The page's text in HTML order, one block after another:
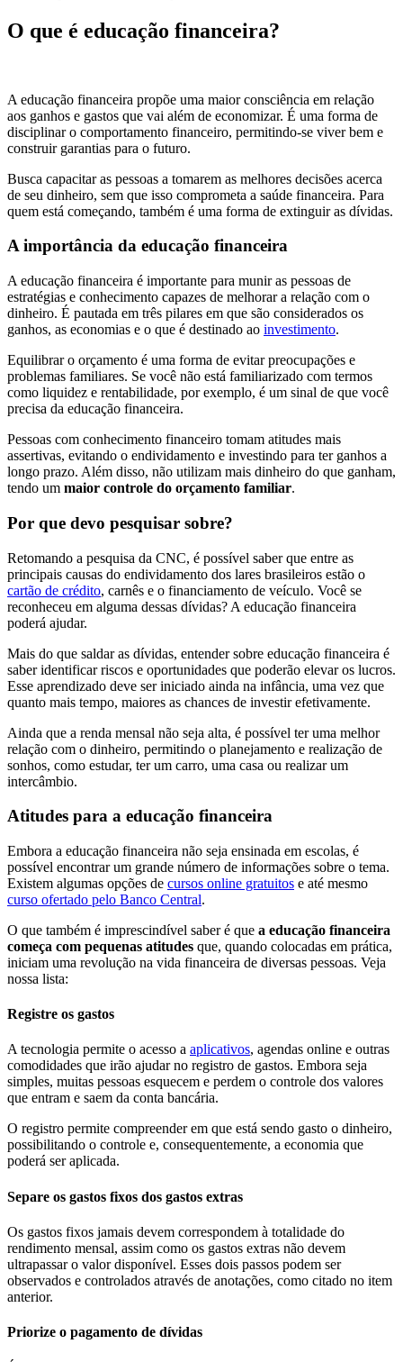
O que é educação financeira?
A educação financeira propõe uma maior consciência em relação
aos ganhos e gastos que vai além de economizar. É uma forma de
disciplinar o comportamento financeiro, permitindo-se viver bem e
construir garantias para o futuro.
Busca capacitar as pessoas a tomarem as melhores decisões acerca
de seu dinheiro, sem que isso comprometa a saúde financeira. Para
quem está começando, também é uma forma de extinguir as dívidas.
A importância da educação financeira
A educação financeira é importante para munir as pessoas de
estratégias e conhecimento capazes de melhorar a relação com o
dinheiro. É pautada em três pilares em que são considerados os
ganhos, as economias e o que é destinado ao investimento.
Equilibrar o orçamento é uma forma de evitar preocupações e
problemas familiares. Se você não está familiarizado com termos
como liquidez e rentabilidade, por exemplo, é um sinal de que você
precisa da educação financeira.
Pessoas com conhecimento financeiro tomam atitudes mais
assertivas, evitando o endividamento e investindo para ter ganhos a
longo prazo. Além disso, não utilizam mais dinheiro do que ganham,
tendo um maior controle do orçamento familiar.
Por que devo pesquisar sobre?
Retomando a pesquisa da CNC, é possível saber que entre as
principais causas do endividamento dos lares brasileiros estão o
cartão de crédito, carnês e o financiamento de veículo. Você se
reconheceu em alguma dessas dívidas? A educação financeira
poderá ajudar.
Mais do que saldar as dívidas, entender sobre educação financeira é
saber identificar riscos e oportunidades que poderão elevar os lucros.
Esse aprendizado deve ser iniciado ainda na infância, uma vez que
quanto mais tempo, maiores as chances de investir efetivamente.
Ainda que a renda mensal não seja alta, é possível ter uma melhor
relação com o dinheiro, permitindo o planejamento e realização de
sonhos, como estudar, ter um carro, uma casa ou realizar um
intercâmbio.
Atitudes para a educação financeira
Embora a educação financeira não seja ensinada em escolas, é
possível encontrar um grande número de informações sobre o tema.
Existem algumas opções de cursos online gratuitos e até mesmo
curso ofertado pelo Banco Central.
O que também é imprescindível saber é que a educação financeira
começa com pequenas atitudes que, quando colocadas em prática,
iniciam uma revolução na vida financeira de diversas pessoas. Veja
nossa lista:
Registre os gastos
A tecnologia permite o acesso a aplicativos, agendas online e outras
comodidades que irão ajudar no registro de gastos. Embora seja
simples, muitas pessoas esquecem e perdem o controle dos valores
que entram e saem da conta bancária.
O registro permite compreender em que está sendo gasto o dinheiro,
possibilitando o controle e, consequentemente, a economia que
poderá ser aplicada.
Separe os gastos fixos dos gastos extras
Os gastos fixos jamais devem correspondem à totalidade do
rendimento mensal, assim como os gastos extras não devem
ultrapassar o valor disponível. Esses dois passos podem ser
observados e controlados através de anotações, como citado no item
anterior.
Priorize o pagamento de dívidas